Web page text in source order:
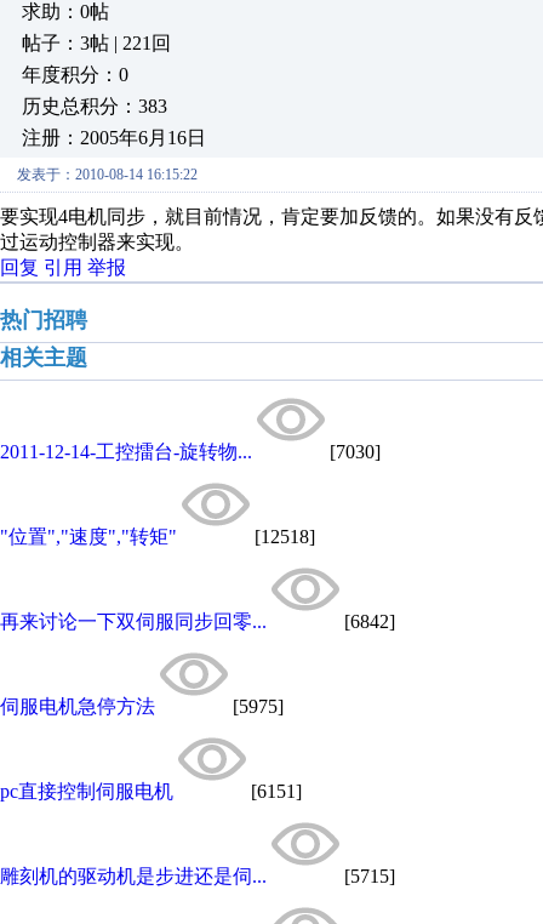
求助：0帖
帖子：3帖 | 221回
年度积分：0
历史总积分：383
注册：2005年6月16日
发表于：2010-08-14 16:15:22
要实现4电机同步，就目前情况，肯定要加反馈的。如果没有
过运动控制器来实现。
回复 引用 举报
热门招聘
相关主题
2011-12-14-工控擂台-旋转物... [7030]
"位置","速度","转矩" [12518]
再来讨论一下双伺服同步回零... [6842]
伺服电机急停方法 [5975]
pc直接控制伺服电机 [6151]
雕刻机的驱动机是步进还是伺... [5715]